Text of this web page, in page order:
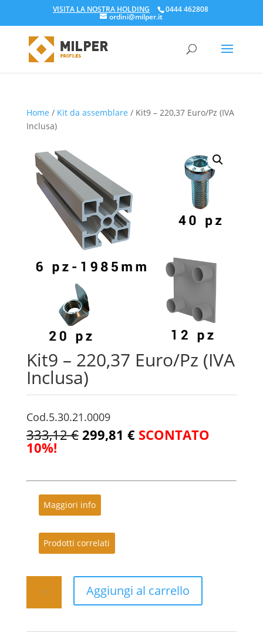
VISITA LA NOSTRA HOLDING 0444 462808
ordini@milper.it
Products
search
Home / Kit da assemblare / Kit9 – 220,37 Euro/Pz (IVA
Inclusa)
Kit9 – 220,37 Euro/Pz (IVA
Inclusa)
Cod.5.30.21.0009
333,12 €299,81 € SCONTATO
10%!
Maggiori info
Prodotti correlati
220,37
Aggiungi al carrello